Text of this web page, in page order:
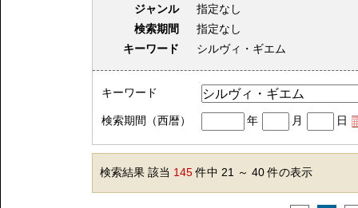
ジャンル
指定なし
検索期間
指定なし
キーワード
シルヴィ・ギエム
キーワード
検索期間（西暦） 年 月 日
検索結果 該当 145件中 21 ～ 40 件の表示